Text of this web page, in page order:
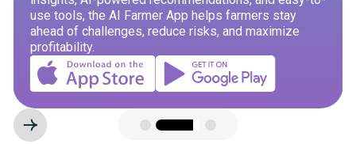
Slide 3 of 3.